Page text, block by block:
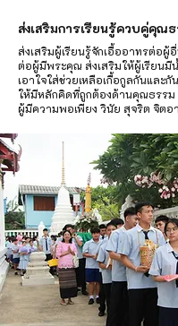
ส่งเสริมการเรียนรู้ควบคู่คุณ
ส่งเสริมผู้เรียนรู้จักเอื้ออาทรต่อ
ต่อผู้มีพระคุณ ส่งเสริมให้ผู้เรียนมี
เอาใจใส่ช่วยเหลือเกื้อกูลกันและกั
ให้มีหลักคิดที่ถูกต้องด้านคุณธรรม
ผู้มีความพอเพียง วินัย สุจริต จิตอ